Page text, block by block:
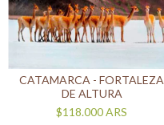
CATAMARCA - FORTALEZA
DE ALTURA
$118.000ARS